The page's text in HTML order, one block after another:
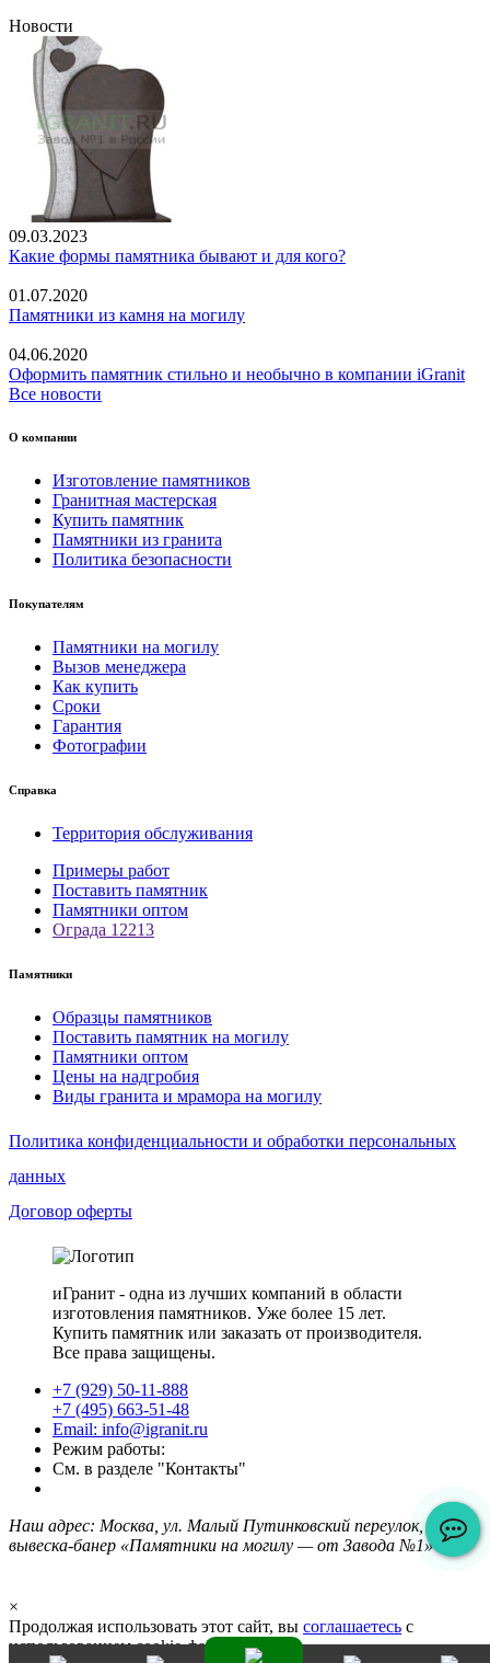
Новости
09.03.2023
Какие формы памятника бывают и для кого?
01.07.2020
Памятники из камня на могилу
04.06.2020
Оформить памятник стильно и необычно в компании iGranit
Все новости
О компании
Изготовление памятников
Гранитная мастерская
Купить памятник
Памятники из гранита
Политика безопасности
Покупателям
Памятники на могилу
Вызов менеджера
Как купить
Сроки
Гарантия
Фотографии
Справка
Территория обслуживания
Примеры работ
Поставить памятник
Памятники оптом
Ограда 12213
Памятники
Образцы памятников
Поставить памятник на могилу
Памятники оптом
Цены на надгробия
Виды гранита и мрамора на могилу
Политика конфиденциальности и обработки персональных
данных
Договор оферты
иГранит - одна из лучших компаний в области
изготовления памятников. Уже более 15 лет.
Купить памятник или заказать от производителя.
Все права защищены.
+7 (929) 50-11-888
+7 (495) 663-51-48
Email: info@igranit.ru
Режим работы:
См. в разделе "Контакты"
Наш адрес: Москва, ул. Малый Путинковский переулок, 1/2,
вывеска-банер «Памятники на могилу — от Завода №1»
×
Продолжая использовать этот сайт, вы соглашаетесь с
использованием cookie-файлов.